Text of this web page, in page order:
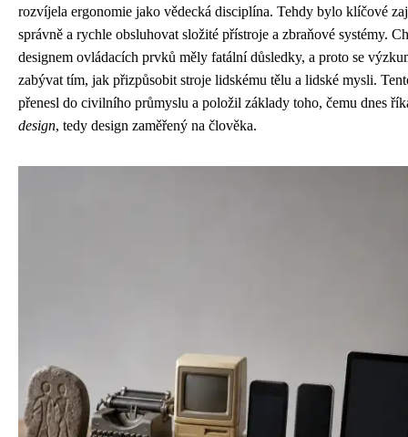
rozvíjela ergonomie jako vědecká disciplína. Tehdy bylo klíčové
správně a rychle obsluhovat složité přístroje a zbraňové systémy.
designem ovládacích prvků měly fatální důsledky, a proto se
zabývat tím, jak přizpůsobit stroje lidskému tělu a lidské mysli.
přenesl do civilního průmyslu a položil základy toho, čemu dnes
design, tedy design zaměřený na člověka.